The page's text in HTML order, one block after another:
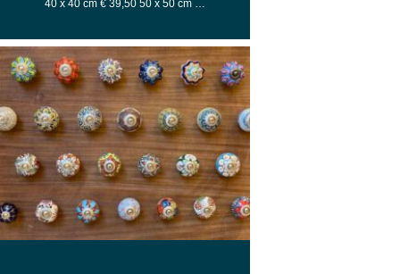
40 x 40 cm € 39,50 50 x 50 cm …